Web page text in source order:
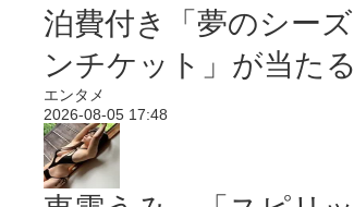
泊費付き「夢のシーズ
ンチケット」が当たる
エンタメ
2026-08-05 17:48